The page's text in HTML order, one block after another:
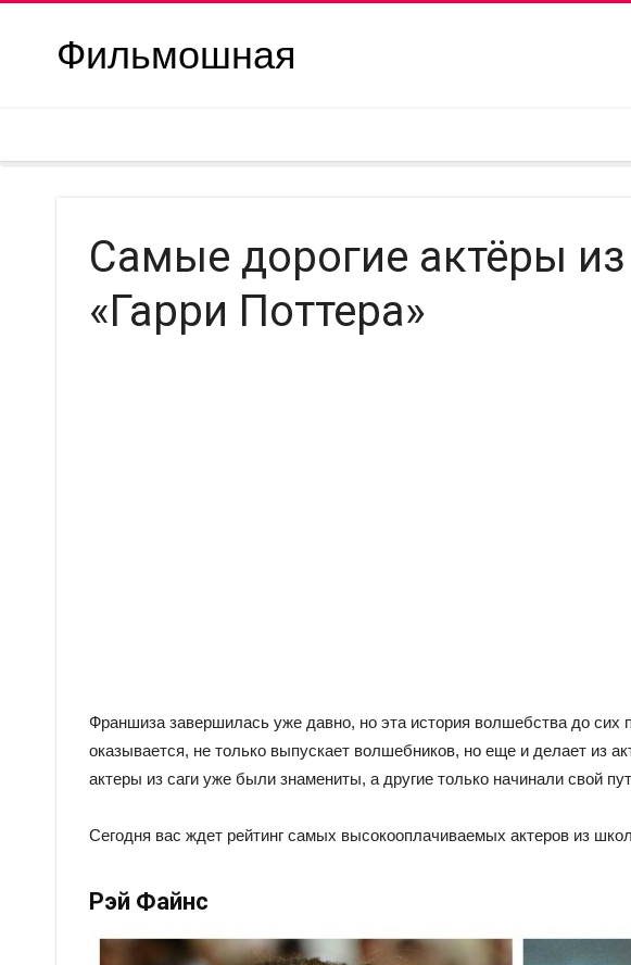
Фильмошная
Самые дорогие актёры
«Гарри Поттера»
Франшиза завершилась уже давно, но эта история волшебства до сих
оказывается, не только выпускает волшебников, но еще и делает из
актеры из саги уже были знамениты, а другие только начинали свой
Сегодня вас ждет рейтинг самых высокооплачиваемых актеров из
Рэй Файнс